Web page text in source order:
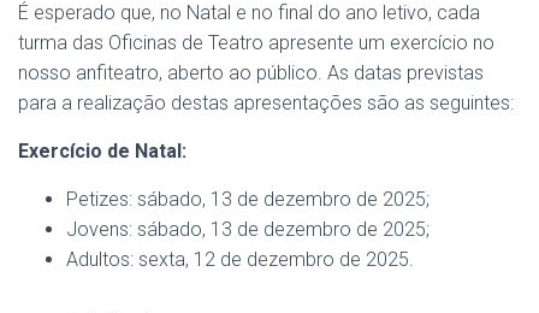
É esperado que, no Natal e no final do ano letivo, cada
turma das Oficinas de Teatro apresente um exercício no
nosso anfiteatro, aberto ao público. As datas previstas
para a realização destas apresentações são as seguintes:
Exercício de Natal:
Petizes: sábado, 13 de dezembro de 2025;
Jovens: sábado, 13 de dezembro de 2025;
Adultos: sexta, 12 de dezembro de 2025.